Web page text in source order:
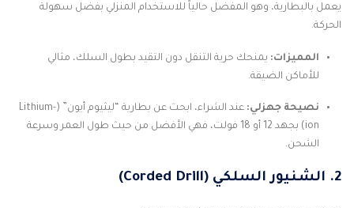
يعمل بالبطارية، وهو المفضل حالياً للاستخدام المنزلي بفضل سهولة
الحركة.
المميزات: يمنحك حرية التنقل دون التقيد بطول السلك، مثالي
للأماكن الضيقة.
نصيحة جهزلي:
عند الشراء، ابحث عن بطارية “ليثيوم أيون” (Lithium-
ion) بجهد 12 أو 18 فولت، فهي الأفضل من حيث طول العمر وسرعة
الشحن.
2. الشنيور السلكي (Corded Drill)